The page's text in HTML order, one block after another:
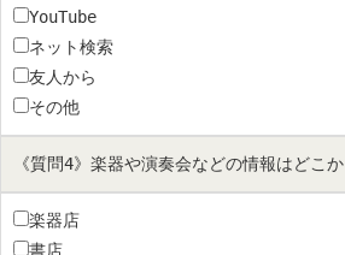
YouTube
ネット検索
友人から
その他
《質問4》楽器や演奏会などの情報はどこ
楽器店
書店